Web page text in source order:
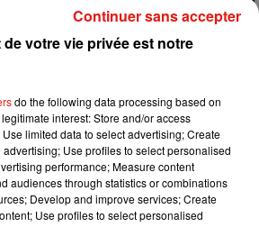
de votre vie privée est notre
do the following data processing based on
interest: Store and/or access
limited data to select advertising; Create
Use profiles to select personalised
performance; Measure content
audiences through statistics or combinations
Develop and improve services; Create
Use profiles to select personalised
Continuer sans accepter